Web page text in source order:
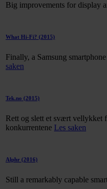
Big improvements for display
What Hi-Fi? (2015)
Finally, a Samsung
saken
Tek.no (2015)
Rett og slett et svært vellykket
konkurrentene Les saken
Alphr (2016)
Still a remarkably capable